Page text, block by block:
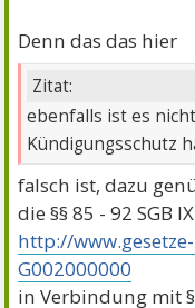
Denn das das hier
Zitat:
ebenfalls ist es
Kündigungsschutz
falsch ist, dazu
die §§ 85 - 92 SGB IX
http://
G002000000
in Verbindung mit §